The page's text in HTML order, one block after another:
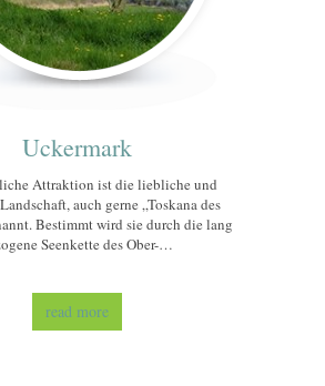
Uckermark
Attraktion ist die liebliche und
auch gerne „Toskana des
Bestimmt wird sie durch die lang
Seenkette des Ober-…
read more